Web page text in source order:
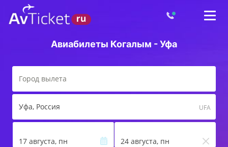
Авиабилеты Когалым - Уфа
Уфа, Россия UFA
17 августа, пн 24 августа, пн